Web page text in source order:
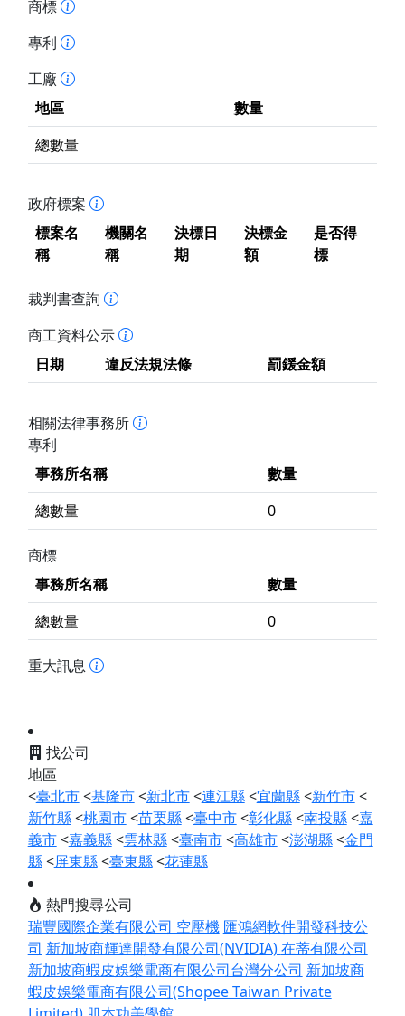
商標
專利
工廠
地區
數量
總數量
政府標案
標案名
稱
機關名
稱
決標日
期
決標金
額
是否得
標
裁判書查詢
商工資料公示
日期
違反法規法條 罰鍰金額
相關法律事務所
專利
事務所名稱
數量
總數量
0
商標
事務所名稱
數量
總數量
0
重大訊息
找公司
地區
<臺北市<基隆市<新北市<連江縣<宜蘭縣<新竹市<
新竹縣<桃園市<苗栗縣<臺中市<彰化縣<南投縣<嘉
義市<嘉義縣<雲林縣<臺南市<高雄市<澎湖縣<金門
縣<屏東縣<臺東縣<花蓮縣
熱門搜尋公司
瑞豐國際企業有限公司 空壓機 匯鴻網軟件開發科技公
司 新加坡商輝達開發有限公司(NVIDIA)在蒂有限公司
新加坡商蝦皮娛樂電商有限公司台灣分公司 新加坡商
蝦皮娛樂電商有限公司(Shopee Taiwan Private